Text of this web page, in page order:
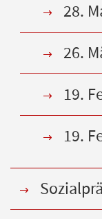
28.
26.
19.
19.